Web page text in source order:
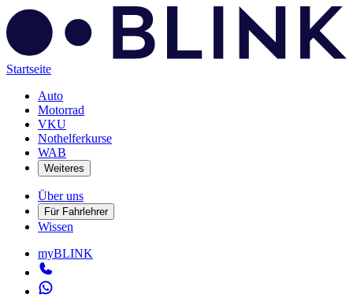
Startseite
Auto
Motorrad
VKU
Nothelferkurse
WAB
Weiteres
Über uns
Für Fahrlehrer
Wissen
myBLINK